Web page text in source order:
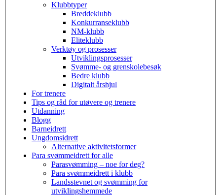
Klubbtyper
Breddeklubb
Konkurranseklubb
NM-klubb
Eliteklubb
Verktøy og prosesser
Utviklingsprosesser
Svømme- og grenskolebesøk
Bedre klubb
Digitalt årshjul
For trenere
Tips og råd for utøvere og trenere
Utdanning
Blogg
Barneidrett
Ungdomsidrett
Alternative aktivitetsformer
Para svømmeidrett for alle
Parasvømming – noe for deg?
Para svømmeidrett i klubb
Landsstevnet og svømming for
utviklingshemmede